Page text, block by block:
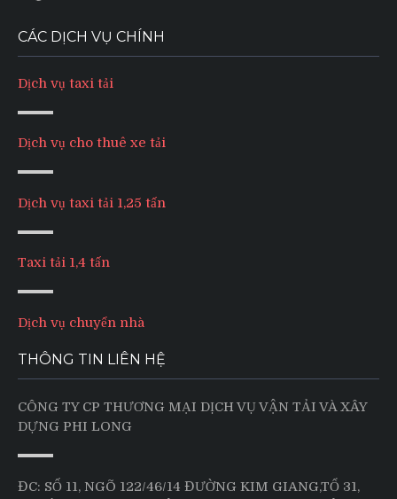
CÁC DỊCH VỤ CHÍNH
Dịch vụ taxi tải
Dịch vụ cho thuê xe tải
Dịch vụ taxi tải 1,25 tấn
Taxi tải 1,4 tấn
Dịch vụ chuyển nhà
THÔNG TIN LIÊN HỆ
CÔNG TY CP THƯƠNG MẠI DỊCH VỤ VẬN TẢI VÀ XÂY
DỰNG PHI LONG
ĐC: SỐ 11, NGÕ 122/46/14 ĐƯỜNG KIM GIANG,TỔ 31,